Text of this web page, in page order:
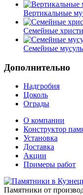
Вертикальные
Семейные
Семейные
Дополнительно
Надгробия
Цоколь
Ограды
О компании
Конструктор
Установка
Доставка
Акции
Примеры работ
Памятники от